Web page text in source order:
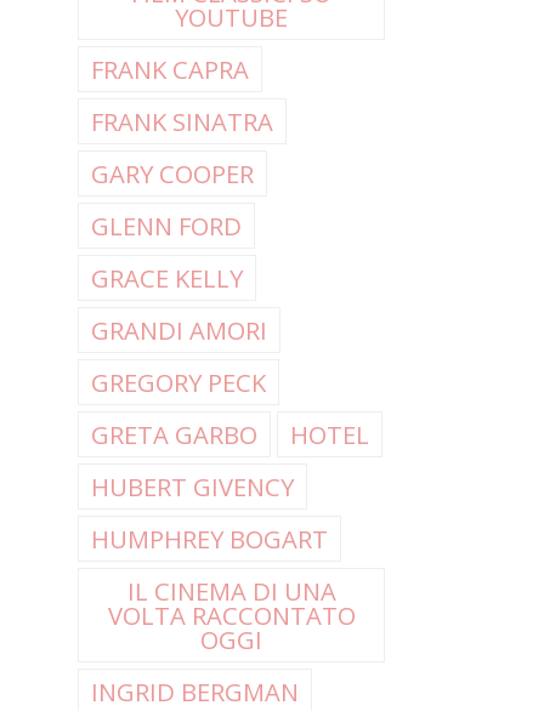
YOUTUBE
FRANK CAPRA
FRANK SINATRA
GARY COOPER
GLENN FORD
GRACE KELLY
GRANDI AMORI
GREGORY PECK
GRETA GARBO
HOTEL
HUBERT GIVENCY
HUMPHREY BOGART
IL CINEMA DI UNA
VOLTA RACCONTATO
OGGI
INGRID BERGMAN